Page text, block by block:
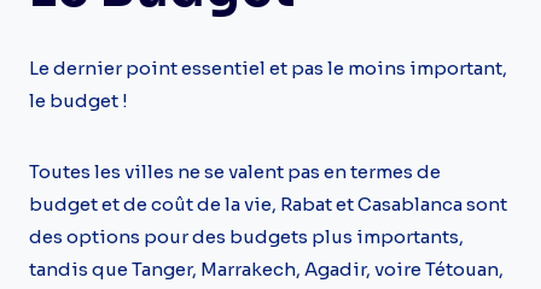
Le dernier point essentiel et pas le moins important,
le budget !
Toutes les villes ne se valent pas en termes de
budget et de coût de la vie, Rabat et Casablanca sont
des options pour des budgets plus importants,
tandis que Tanger, Marrakech, Agadir, voire Tétouan,